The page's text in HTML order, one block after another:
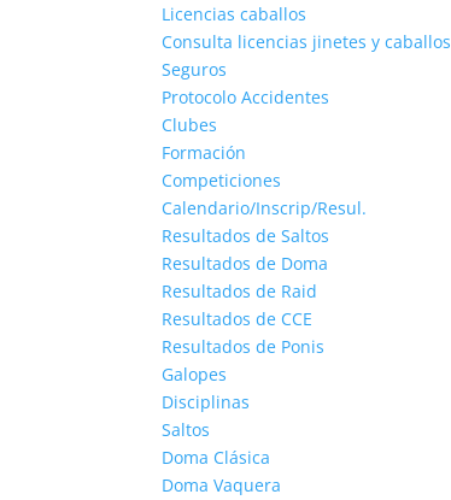
Licencias caballos
Consulta licencias jinetes y caballos
Seguros
Protocolo Accidentes
Clubes
Formación
Competiciones
Calendario/Inscrip/Resul.
Resultados de Saltos
Resultados de Doma
Resultados de Raid
Resultados de CCE
Resultados de Ponis
Galopes
Disciplinas
Saltos
Doma Clásica
Doma Vaquera